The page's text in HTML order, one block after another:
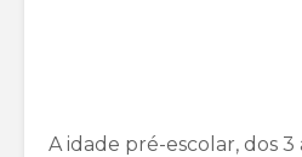
A idade pré-escolar, dos 3